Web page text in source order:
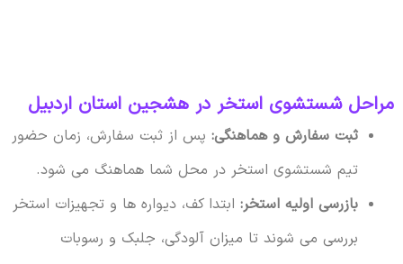
مراحل شستشوی استخر در هشجین استان اردبیل
ثبت سفارش و هماهنگی:پس از ثبت سفارش، زمان حضور
تیم شستشوی استخر در محل شما هماهنگ می شود.
بازرسی اولیه استخر:ابتدا کف، دیواره ها و تجهیزات استخر
بررسی می شوند تا میزان آلودگی، جلبک و رسوبات